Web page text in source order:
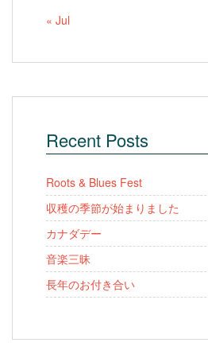
« Jul
Recent Posts
Roots & Blues Fest
収穫の季節が始まりました
カナダデー
音楽三昧
長年のお付き合い